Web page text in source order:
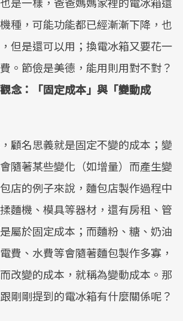
種，可能功能都已經漸漸下降，也
但是還可以用；換電冰箱又要花一
。節儉是美德，能用則用對不對？
念：「固定成本」與「變動成
顧名思義就是固定不變的成本；變
隨著某些變化（如增量）而產生變
店的例子來說，麵包店製作過程中
麵機、模具等器材，還有房租、管
屬於固定成本；而麵粉、糖、奶油
費、水費等會隨著麵包製作多寡，
改變的成本，就稱為變動成本。那
剛剛提到的電冰箱有什麼關係呢？